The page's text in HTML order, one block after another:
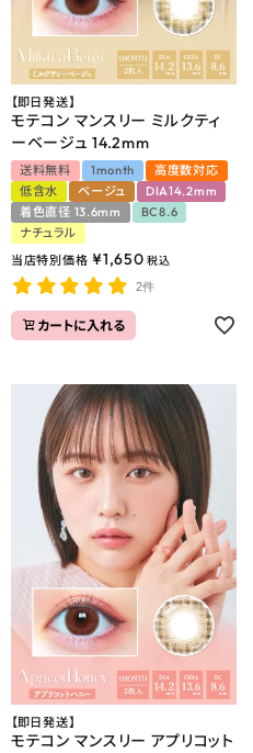
【即日発送】
モテコン マンスリー ミルクティ
ーベージュ 14.2mm
送料無料 1month
高度数対応
低含水
ベージュ
DIA14.2mm
着色直径 13.6mm
BC8.6
ナチュラル
当店特別価格 ¥1,650 税込
2件
カートに入れる
【即日発送】
モテコン マンスリー アプリコット